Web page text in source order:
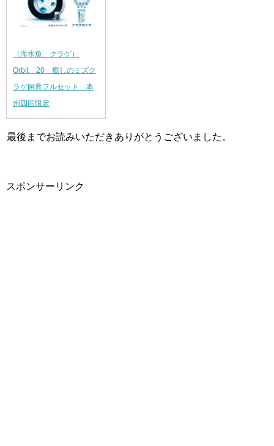
（海水魚 クラゲ）
Orbit 20 癒しのミズク
ラゲ飼育フルセット 本
州四国限定
最後までお読みいただきありがとうございました。
スポンサーリンク